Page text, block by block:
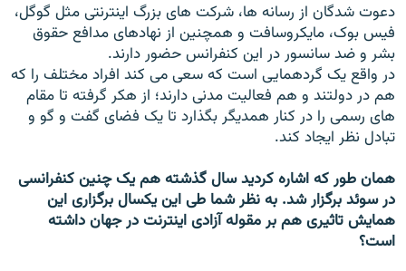
دعوت شدگان از رسانه ها، شرکت های بزرگ اينترنتی مثل گوگل،
فيس بوک، مايکروسافت و همچنين از نهادهای مدافع حقوق
بشر و ضد سانسور در اين کنفرانس حضور دارند.
در واقع يک گردهمايی است که سعی می کند افراد مختلف را که
هم در دولتند و هم فعاليت مدنی دارند؛ از هکر گرفته تا مقام
های رسمی را در کنار همديگر بگذارد تا يک فضای گفت و گو و
تبادل نظر ايجاد کند.
همان طور که اشاره کرديد سال گذشته هم يک چنين کنفرانسی
در سوئد برگزار شد. به نظر شما طی اين يکسال برگزاری اين
همايش تاثيری هم بر مقوله آزادی اينترنت در جهان داشته
است؟